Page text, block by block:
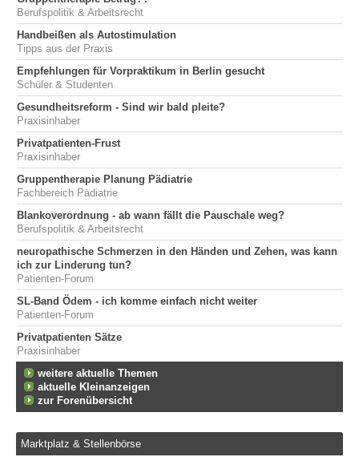
Berufspolitik & Arbeitsrecht
Handbeißen als Autostimulation
Tipps aus der Praxis
Empfehlungen für Vorpraktikum in Berlin gesucht
Schüler & Studenten
Gesundheitsreform - Sind wir bald pleite?
Praxisinhaber
Privatpatienten-Frust
Praxisinhaber
Gruppentherapie Planung Pädiatrie
Fachbereich Pädiatrie
Blankoverordnung - ab wann fällt die Pauschale weg?
Berufspolitik & Arbeitsrecht
neuropathische Schmerzen in den Händen und Zehen, was kann
ich zur Linderung tun?
Patienten-Forum
SL-Band Ödem - ich komme einfach nicht weiter
Patienten-Forum
Privatpatienten Sätze
Praxisinhaber
weitere aktuelle Themen
aktuelle Kleinanzeigen
zur Forenübersicht
Marktplatz & Stellenbörse